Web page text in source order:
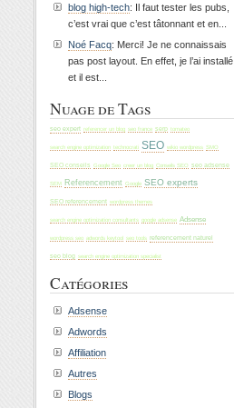
blog high-tech: Il faut tester les pubs,
c’est vrai que c’est tâtonnant et en...
Noé Facq: Merci! Je ne connaissais
pas post layout. En effet, je l’ai installé
et il est...
Nuage de Tags
seo expert referencer un blog seo france serp tomateo
search engine optimization technocrati SEO wikio wordpress SMO
SEO conseils Google Seo creer un blog Conseils SEO seo adsense
SEM Referencement Google SEO experts
SEO referencement wordpress themes
search engine optimization consultants google adsense Adsense
wordpress seo adwords keytool seo tools referencement naturel
seo blog search engine optimization specialist
Catégories
Adsense
Adwords
Affiliation
Autres
Blogs